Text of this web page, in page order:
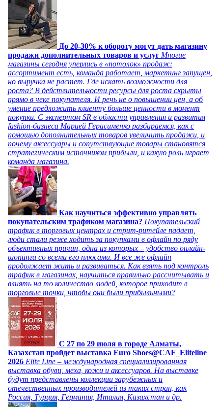
До 20-30% к обороту могут дать магазину
продажи дополнительных товаров и услуг Многие
магазины сегодня уперлись в «потолок» продаж:
ассортимент есть, команда работает, маркетинг запущен,
но выручка не растет. Где искать возможности для
роста? В действительности ресурсы для роста скрыты
прямо в чеке покупателя. И речь не о повышении цен, а об
умение предложить клиенту больше ценности в момент
покупки. С экспертом SR в области управления и развития
fashion-бизнеса Марией Герасименко разбираемся, как с
помощью дополнительных товаров увеличить продажи, и
почему аксессуары и сопутствующие товары становятся
стратегическим источником прибыли, и какую роль играет
команда магазина.
Как научиться эффективно управлять
покупательским трафиком магазина? Покупательский
трафик в торговых центрах и стрит-ритейле падает,
люди стали реже ходить за покупками в офлайн по ряду
объективных причин, одна из которых – удобство онлайн-
шопинга со всеми его плюсами. И все же офлайн
продолжает жить и развиваться. Как взять под контроль
трафик в магазинах, научиться правильно рассчитывать и
влиять на то количество людей, которое приходит в
торговые точки, чтобы они были прибыльными?
C 27 по 29 июля в городе Алматы,
Казахстан пройдет выставка Euro Shoes@CAF_Eliteline
2026 Elite Line – международная специализированная
выставка обуви, меха, кожи и аксессуаров. На выставке
будут представлены коллекции зарубежных и
отечественных производителей из таких стран, как
Россия, Турция, Германия, Италия, Казахстан и др.